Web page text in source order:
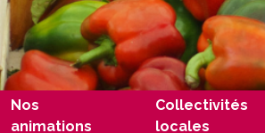
Nos
animations
Collectivités
locales